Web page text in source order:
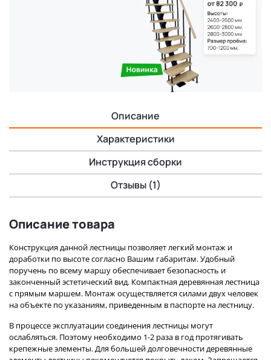
Описание
Характеристики
Инструкция сборки
Отзывы (1)
Описание товара
Конструкция данной лестницы позволяет легкий монтаж и
доработки по высоте согласно Вашим габаритам. Удобный
поручень по всему маршу обеспечивает безопасность и
законченный эстетический вид. Компактная деревянная лестница
с прямым маршем. Монтаж осуществляется силами двух человек
на объекте по указаниям, приведенным в паспорте на лестницу.
В процессе эксплуатации соединения лестницы могут
ослабляться. Поэтому необходимо 1-2 раза в год протягивать
крепежные элементы. Для большей долговечности деревянные